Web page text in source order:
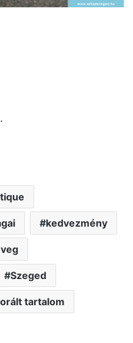
kedvezmény
Szeged
tartalom